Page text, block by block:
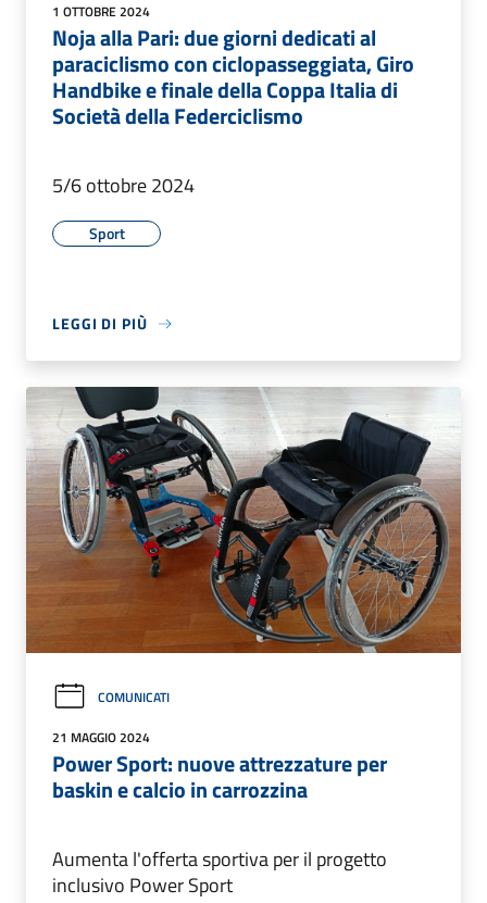
1 OTTOBRE 2024
Noja alla Pari: due giorni dedicati al
paraciclismo con ciclopasseggiata, Giro
Handbike e finale della Coppa Italia di
Società della Federciclismo
5/6 ottobre 2024
Sport
LEGGI DI PIÙ
COMUNICATI
21 MAGGIO 2024
Power Sport: nuove attrezzature per
baskin e calcio in carrozzina
Aumenta l'offerta sportiva per il progetto
inclusivo Power Sport